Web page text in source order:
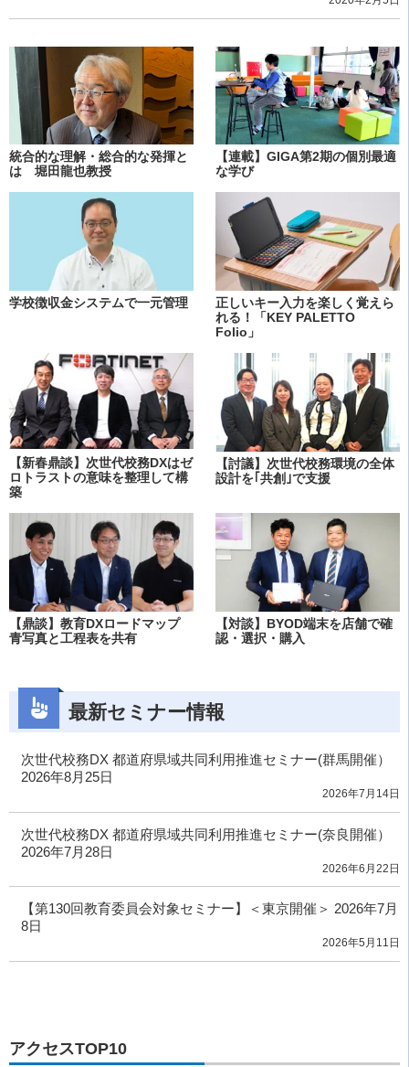
統合的な理解・総合的な発揮と
は 堀田龍也教授
【連載】GIGA第2期の個別最適
な学び
学校徴収金システムで一元管理
正しいキー入力を楽しく覚えら
れる！「KEY PALETTO
Folio」
【新春鼎談】次世代校務DXはゼ
ロトラストの意味を整理して構
築
【討議】次世代校務環境の全体
設計を｢共創｣で支援
【鼎談】教育DXロードマップ
青写真と工程表を共有
【対談】BYOD端末を店舗で確
認・選択・購入
最新セミナー情報
次世代校務DX 都道府県域共同利用推進セミナー(群馬開催）
2026年8月25日
2026年7月14日
次世代校務DX 都道府県域共同利用推進セミナー(奈良開催）
2026年7月28日
2026年6月22日
【第130回教育委員会対象セミナー】＜東京開催＞ 2026年7月
8日
2026年5月11日
アクセスTOP10